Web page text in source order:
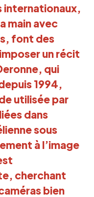
internationaux,
main avec
font des
un récit
qui
1994,
utilisée par
dans
sous
à l’image
cherchant
bien